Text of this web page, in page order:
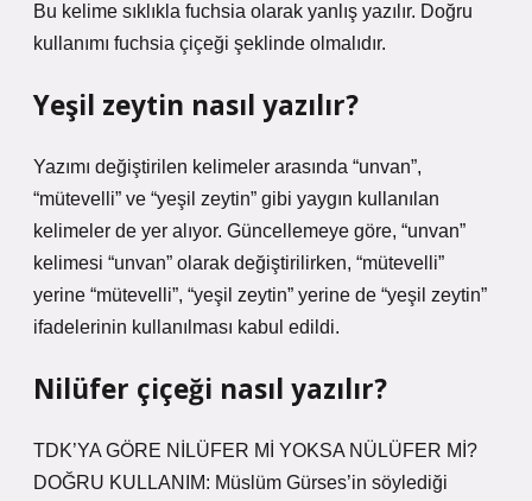
Bu kelime sıklıkla fuchsia olarak yanlış yazılır. Doğru
kullanımı fuchsia çiçeği şeklinde olmalıdır.
Yeşil zeytin nasıl yazılır?
Yazımı değiştirilen kelimeler arasında “unvan”,
“mütevelli” ve “yeşil zeytin” gibi yaygın kullanılan
kelimeler de yer alıyor. Güncellemeye göre, “unvan”
kelimesi “unvan” olarak değiştirilirken, “mütevelli”
yerine “mütevelli”, “yeşil zeytin” yerine de “yeşil zeytin”
ifadelerinin kullanılması kabul edildi.
Nilüfer çiçeği nasıl yazılır?
TDK’YA GÖRE NİLÜFER Mİ YOKSA NÜLÜFER Mİ?
DOĞRU KULLANIM: Müslüm Gürses’in söylediği